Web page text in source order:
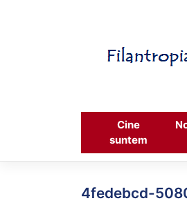
Cine
suntem
4fedebcd-